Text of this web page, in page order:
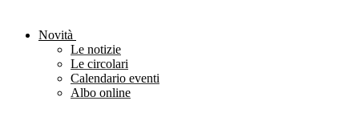
Novità
Le notizie
Le circolari
Calendario eventi
Albo online